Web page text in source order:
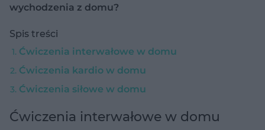
wychodzenia z domu?
Spis treści
Ćwiczenia interwałowe w domu
Ćwiczenia kardio w domu
Ćwiczenia siłowe w domu
Ćwiczenia interwałowe w domu